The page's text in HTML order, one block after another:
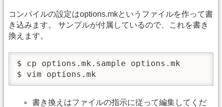
コンパイルの設定はoptions.mkというファイルを作って書
き込みます。 サンプルが付属しているので、これを書き
換えます。
$ cp options.mk.sample options.mk
$ vim options.mk
書き換えはファイルの指示に従って編集してくだ